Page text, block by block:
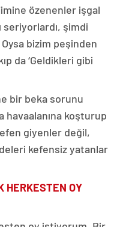
özenenler işgal
seriyorlardı, şimdi
bizim peşinden
da ‘Geldikleri gibi
bir beka sorunu
havaalanına koşturup
giyenler değil,
kefensiz yatanlar
HERKESTEN OY